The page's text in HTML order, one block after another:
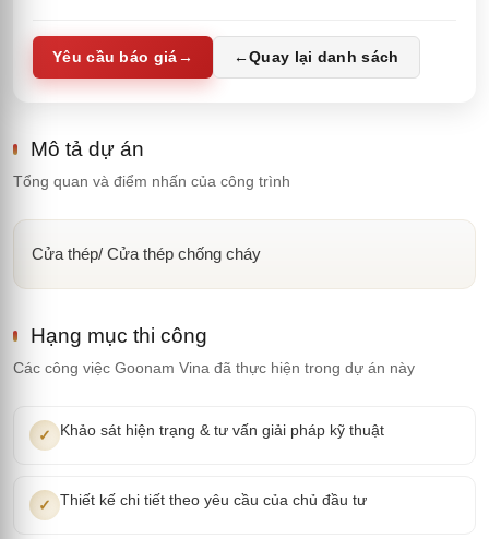
Yêu cầu báo giá → ←Quay lại danh sách
Mô tả dự án
Tổng quan và điểm nhấn của công trình
Cửa thép/ Cửa thép chống cháy
Hạng mục thi công
Các công việc Goonam Vina đã thực hiện trong dự án này
✓ Khảo sát hiện trạng & tư vấn giải pháp kỹ thuật
✓ Thiết kế chi tiết theo yêu cầu của chủ đầu tư